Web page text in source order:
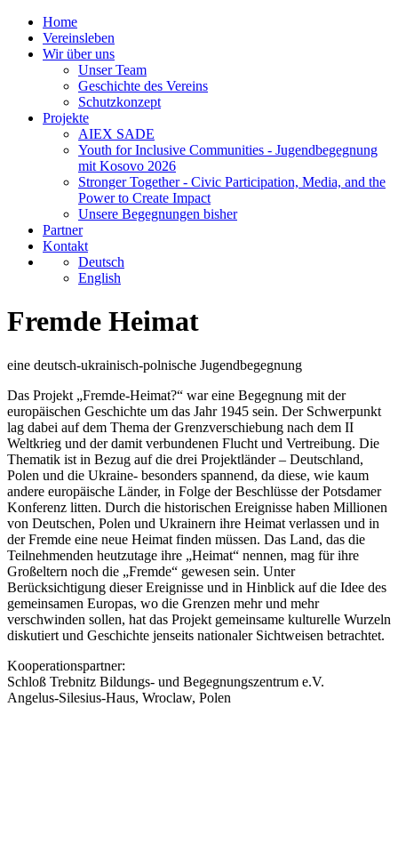
Home
Vereinsleben
Wir über uns
Unser Team
Geschichte des Vereins
Schutzkonzept
Projekte
AIEX SADE
Youth for Inclusive Communities - Jugendbegegnung
mit Kosovo 2026
Stronger Together - Civic Participation, Media, and the
Power to Create Impact
Unsere Begegnungen bisher
Partner
Kontakt
Deutsch
English
Fremde Heimat
eine deutsch-ukrainisch-polnische Jugendbegegnung
Das Projekt „Fremde-Heimat?“ war eine Begegnung mit der
europäischen Geschichte um das Jahr 1945 sein. Der Schwerpunkt
lag dabei auf dem Thema der Grenzverschiebung nach dem II
Weltkrieg und der damit verbundenen Flucht und Vertreibung. Die
Thematik ist in Bezug auf die drei Projektländer – Deutschland,
Polen und die Ukraine- besonders spannend, da diese, wie kaum
andere europäische Länder, in Folge der Beschlüsse der Potsdamer
Konferenz litten. Durch die historischen Ereignisse haben Millionen
von Deutschen, Polen und Ukrainern ihre Heimat verlassen und in
der Fremde eine neue Heimat finden müssen. Das Land, das die
Teilnehmenden heutzutage ihre „Heimat“ nennen, mag für ihre
Großeltern noch die „Fremde“ gewesen sein. Unter
Berücksichtigung dieser Ereignisse und in Hinblick auf die Idee des
gemeinsamen Europas, wo die Grenzen mehr und mehr
verschwinden sollen, hat das Projekt gemeinsame kulturelle Wurzeln
diskutiert und Geschichte jenseits nationaler Sichtweisen betrachtet.
Kooperationspartner:
Schloß Trebnitz Bildungs- und Begegnungszentrum e.V.
Angelus-Silesius-Haus, Wroclaw, Polen